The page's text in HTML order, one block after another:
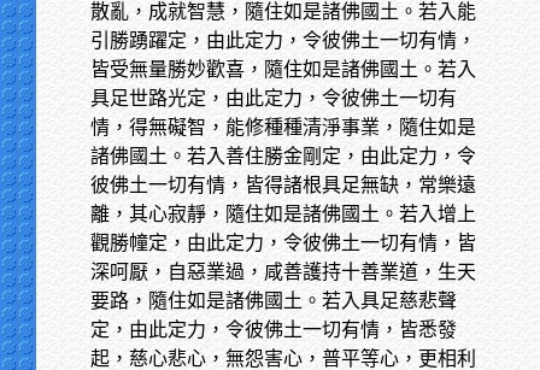
散亂，成就智慧，隨住如是諸佛國土。若入能
引勝踴躍定，由此定力，令彼佛土一切有情，
皆受無量勝妙歡喜，隨住如是諸佛國土。若入
具足世路光定，由此定力，令彼佛土一切有
情，得無礙智，能修種種清淨事業，隨住如是
諸佛國土。若入善住勝金剛定，由此定力，令
彼佛土一切有情，皆得諸根具足無缺，常樂遠
離，其心寂靜，隨住如是諸佛國土。若入增上
觀勝幢定，由此定力，令彼佛土一切有情，皆
深呵厭，自惡業過，咸善護持十善業道，生天
要路，隨住如是諸佛國土。若入具足慈悲聲
定，由此定力，令彼佛土一切有情，皆悉發
起，慈心悲心，無怨害心，普平等心，更相利